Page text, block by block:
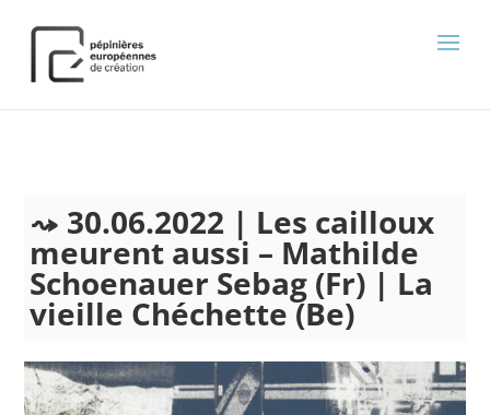
30.06.2022 | Les cailloux
meurent aussi – Mathilde
Schoenauer Sebag (Fr) | La
vieille Chéchette (Be)